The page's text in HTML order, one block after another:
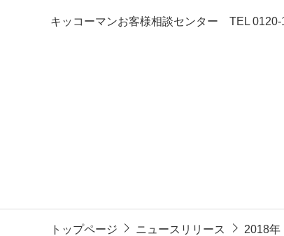
キッコーマンお客様相談センター TEL 0120-
トップページ ニュースリリース 2018年